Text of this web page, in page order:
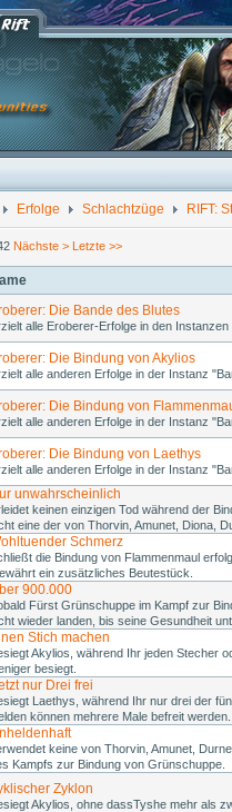
Erfolge Schlachtzüge RIFT:
Nächste > Letzte >>
Die Bande des Blutes
alle Eroberer-Erfolge in den
Die Bindung von Akylios
alle anderen Erfolge in der Instanz
Die Bindung von
alle anderen Erfolge in der Instanz
Die Bindung von Laethys
alle anderen Erfolge in der Instanz
unwahrscheinlich
keinen einzigen Tod während der
eine der von Thorvin, Amunet, Diona,
Schmerz
die Bindung von Flammenmaul
ein zusätzliches Beutestück.
900.000
Fürst Grünschuppe im Kampf zur
wieder landen, bis seine Gesundheit
Stich machen
Akylios, während Ihr jeden Stecher
besiegt.
nur Drei frei
Laethys, während Ihr nur drei der
können mehrere Male befreit werden.
keine von Thorvin, Amunet,
Kampfs zur Bindung von Grünschuppe.
Zyklon
Akylios, ohne dassTyshe mehr als